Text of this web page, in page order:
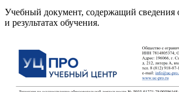
Учебный документ, содержащий сведения
и результатах обучения.